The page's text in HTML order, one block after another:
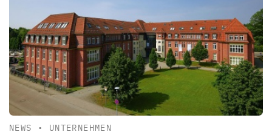
NEWS • UNTERNEHMEN